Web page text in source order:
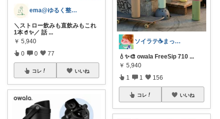
ema@ゆるく整う暮らし
＼ストロー飲みも直飲みもこれ
1本🥤✨／ 話 ...
￥ 5,940
0 0 77
コレ いいね
ソイラテ☕️まっすー暮らしを飾るROOM
💧✨🎨 owala FreeSip 710 ...
￥ 5,940
1 1 156
コレ いいね